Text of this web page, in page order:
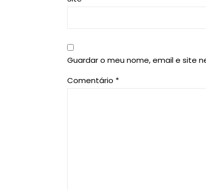
Guardar o meu nome, email e site
Comentário *